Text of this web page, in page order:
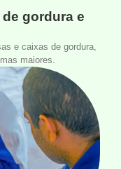
gordura e
e caixas de gordura,
maiores.